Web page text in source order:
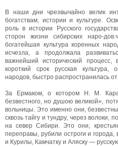
В наши дни чрезвычайно велик
богатствам, истории и культуре.
роль в истории Русского
сторон жизни сибирских наро-
богатейшая культура коренных
исчезла, а продолжала
важнейший исторический процесс,
короткий срок русская культура,
народов, быстро распространилась от
За Ермаком, о котором Н. М.
безвестного, но душою великой»,
вольницы. Это именно они,
сквозь тайгу и тундру, через волоки,
на север Сибири. Это они,
переправы, рубили остроги и
и Курилы, Камчатку и Аляску —